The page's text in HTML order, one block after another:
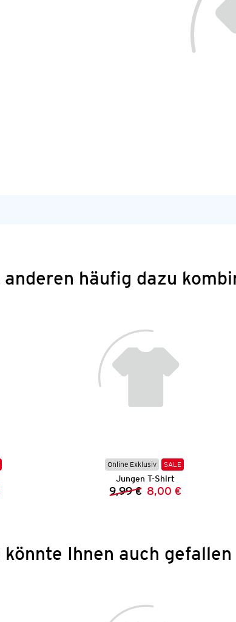
anderen häufig dazu
Preis:
Online Exklusiv SALE
Jungen T-Shirt
Vorheriger Preis:
9,99 € Neuer Preis:
8,00 €
könnte Ihnen auch gefallen